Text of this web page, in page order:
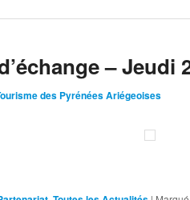
– Jeudi
des Pyrénées Ariégeoises